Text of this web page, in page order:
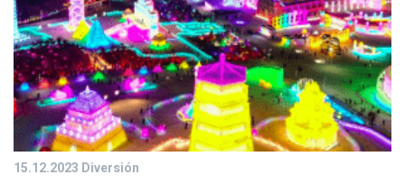
15.12.2023 Diversión